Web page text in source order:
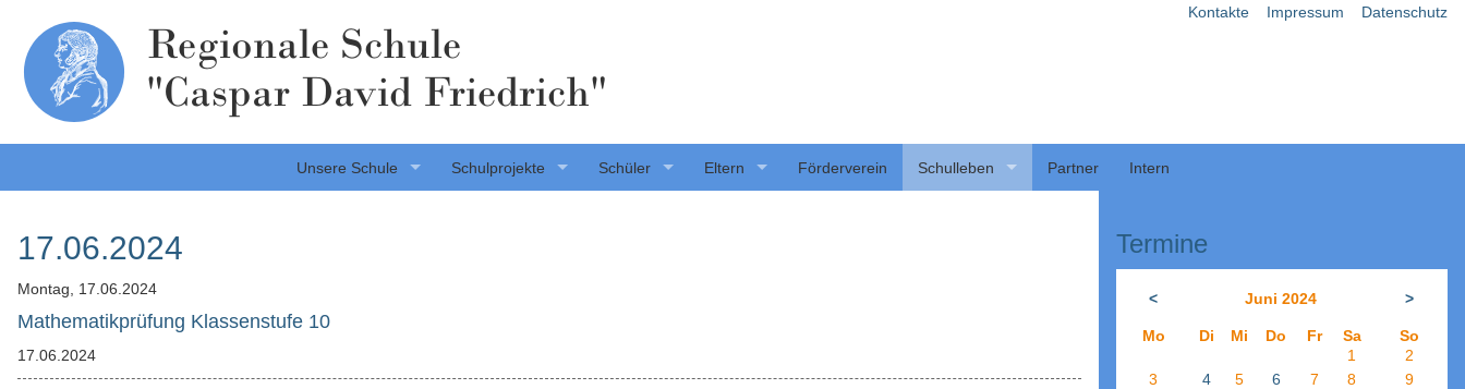
Kontakte Impressum Datenschutz
Regionale Schule
"Caspar David Friedrich"
Unsere Schule Schulprojekte Schüler Eltern Förderverein Schulleben Partner Intern
17.06.2024
Montag, 17.06.2024
Mathematikprüfung Klassenstufe 10
17.06.2024
Termine
< Juni 2024 >
Mo Di Mi Do Fr Sa
So
1
2
3
4 5 6 7 8
9